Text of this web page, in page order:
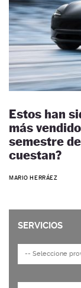
Estos han
más
semestre
cuestan?
MARIO HERRÁEZ